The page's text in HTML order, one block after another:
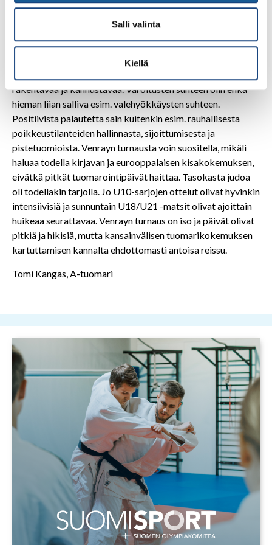
Salli valinta
Kiellä
Sunnuntaina päivä saatiin päätökseen hieman aikaisemmin,
ja kaiken kaikkiaan päivästä jäi tyytyväinen olo.
Yhteenveto tuomarointireissusta
rakentavaa ja kannustavaa. Varoitusten suhteen olin ehkä
hieman liian salliva esim. valehyökkäysten suhteen.
Positiivista palautetta sain kuitenkin esim. rauhallisesta
poikkeustilanteiden hallinnasta, sijoittumisesta ja
pistetuomioista. Venrayn turnausta voin suositella, mikäli
haluaa todella kirjavan ja eurooppalaisen kisakokemuksen,
eivätkä pitkät tuomarointipäivät haittaa. Tasokasta judoa
oli todellakin tarjolla. Jo U10-sarjojen ottelut olivat hyvinkin
intensiivisiä ja sunnuntain U18/U21 -matsit olivat ajoittain
huikeaa seurattavaa. Venrayn turnaus on iso ja päivät olivat
pitkiä ja hikisiä, mutta kansainvälisen tuomarikokemuksen
kartuttamisen kannalta ehdottomasti antoisa reissu.
Tomi Kangas, A-tuomari